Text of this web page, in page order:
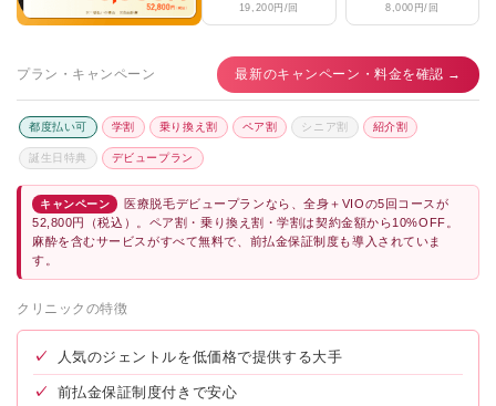
19,200円/回
8,000円/回
プラン・キャンペーン 最新のキャンペーン・料金を確認 →
都度払い可 学割 乗り換え割 ペア割 シニア割 紹介割
誕生日特典 デビュープラン
キャンペーン
医療脱毛デビュープランなら、全身＋VIOの5回コースが
52,800円（税込）。ペア割・乗り換え割・学割は契約金額から10%OFF。
麻酔を含むサービスがすべて無料で、前払金保証制度も導入されていま
す。
クリニックの特徴
✓ 人気のジェントルを低価格で提供する大手
✓ 前払金保証制度付きで安心